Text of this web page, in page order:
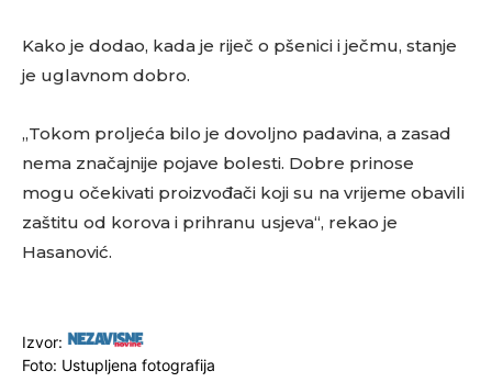
Kako je dodao, kada je riječ o pšenici i ječmu, stanje
je uglavnom dobro.
„Tokom proljeća bilo je dovoljno padavina, a zasad
nema značajnije pojave bolesti. Dobre prinose
mogu očekivati proizvođači koji su na vrijeme obavili
zaštitu od korova i prihranu usjeva“, rekao je
Hasanović.
Izvor:
Foto: Ustupljena fotografija